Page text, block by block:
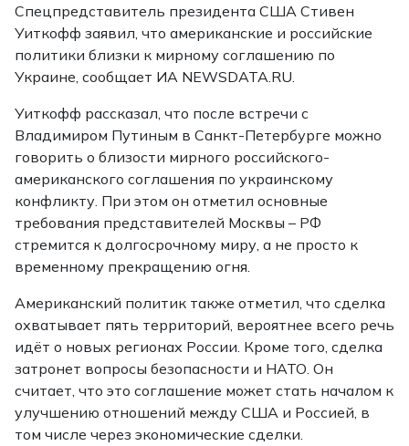
Спецпредставитель президента США Стивен
Уиткофф заявил, что американские и российские
политики близки к мирному соглашению по
Украине, сообщает ИА NEWSDATA.RU.
Уиткофф рассказал, что после встречи с
Владимиром Путиным в Санкт-Петербурге можно
говорить о близости мирного российского-
американского соглашения по украинскому
конфликту. При этом он отметил основные
требования представителей Москвы – РФ
стремится к долгосрочному миру, а не просто к
временному прекращению огня.
Американский политик также отметил, что сделка
охватывает пять территорий, вероятнее всего речь
идёт о новых регионах России. Кроме того, сделка
затронет вопросы безопасности и НАТО. Он
считает, что это соглашение может стать началом к
улучшению отношений между США и Россией, в
том числе через экономические сделки.